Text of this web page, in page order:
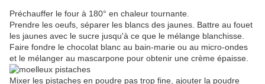
Préchauffer le four à 180° en chaleur tournante.
Prendre les oeufs, séparer les blancs des jaunes. Battre au fouet
les jaunes avec le sucre jusqu'à ce que le mélange blanchisse.
Faire fondre le chocolat blanc au bain-marie ou au micro-ondes
et le mélanger au mascarpone pour obtenir une crème épaisse.
Mixer les pistaches en poudre pas trop fine, ajouter la poudre